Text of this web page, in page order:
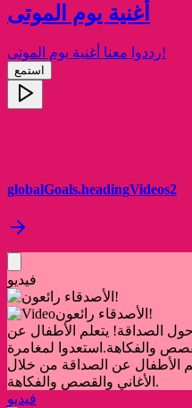
أغنية يوم الموتى
رددوا معنا أغنية يوم الموتى!
استمع
globalGoals.headingVideos2
فيديو
الأصدقاء رائعون!
الصداقة! يتعلم الأطفال عن
والفكاهة. استعدوا لمغامرة
الأطفال عن الصداقة من خلال
الأغاني والقصص والفكاهة.
فيديو